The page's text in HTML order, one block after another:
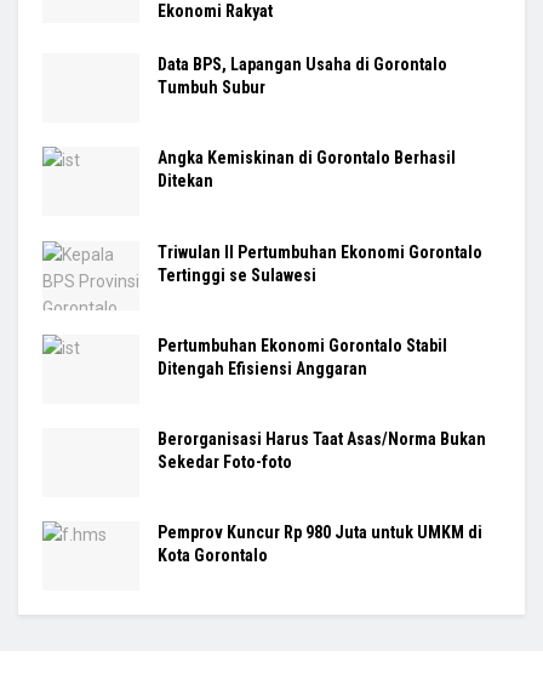
Ekonomi Rakyat
Data BPS, Lapangan Usaha di Gorontalo
Tumbuh Subur
Angka Kemiskinan di Gorontalo Berhasil
Ditekan
Triwulan II Pertumbuhan Ekonomi Gorontalo
Tertinggi se Sulawesi
Pertumbuhan Ekonomi Gorontalo Stabil
Ditengah Efisiensi Anggaran
Berorganisasi Harus Taat Asas/Norma Bukan
Sekedar Foto-foto
Pemprov Kuncur Rp 980 Juta untuk UMKM di
Kota Gorontalo